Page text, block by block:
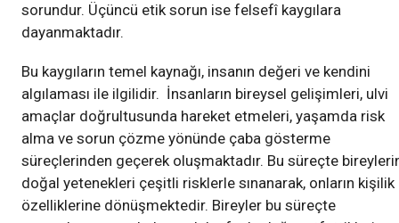
sorundur. Üçüncü etik sorun ise felsefî kaygılara
dayanmaktadır.
Bu kaygıların temel kaynağı, insanın değeri ve kendini
algılaması ile ilgilidir. İnsanların bireysel gelişimleri, ulvi
amaçlar doğrultusunda hareket etmeleri, yaşamda risk
alma ve sorun çözme yönünde çaba gösterme
süreçlerinden geçerek oluşmaktadır. Bu süreçte
doğal yetenekleri çeşitli risklerle sınanarak, onların kişilik
özelliklerine dönüşmektedir. Bireyler bu süreçte